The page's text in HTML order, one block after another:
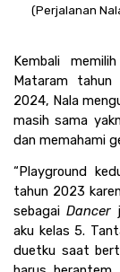
(Perjalanan
Kembali
Mataram
2024, Nala
masih sama
dan memahami
“Playground
tahun 2023
sebagai Dancer
aku kelas 5.
duetku saat